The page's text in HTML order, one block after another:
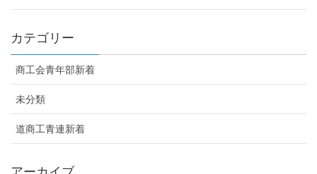
カテゴリー
商工会青年部新着
未分類
道商工青連新着